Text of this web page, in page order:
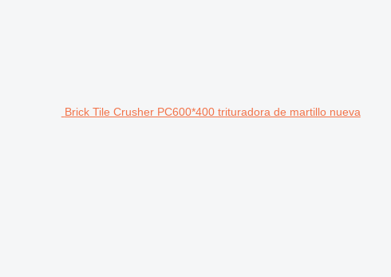
Brick Tile Crusher PC600*400 trituradora de martillo nueva